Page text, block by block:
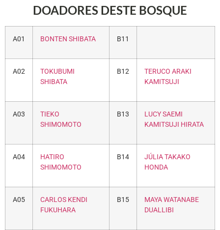
DOADORES DESTE BOSQUE
A01 BONTEN SHIBATA B11
A02
TOKUBUMI
SHIBATA
B12
TERUCO ARAKI
KAMITSUJI
A03
TIEKO
SHIMOMOTO
B13
LUCY SAEMI
KAMITSUJI HIRATA
A04
HATIRO
SHIMOMOTO
B14
JÚLIA TAKAKO
HONDA
A05
CARLOS KENDI
FUKUHARA
B15
MAYA WATANABE
DUALLIBI